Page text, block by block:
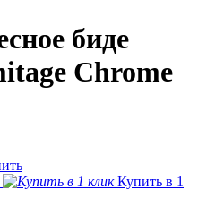
биде
Chrome
Купить в 1